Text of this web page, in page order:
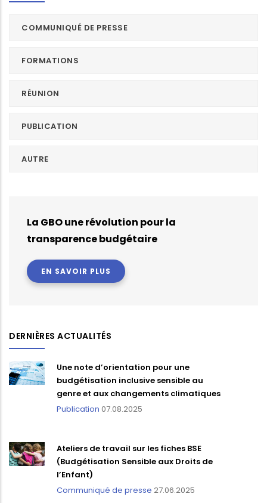
COMMUNIQUÉ DE PRESSE
FORMATIONS
RÉUNION
PUBLICATION
AUTRE
La GBO une révolution pour la
transparence budgétaire
EN SAVOIR PLUS
DERNIÈRES ACTUALITÉS
Une note d’orientation pour une
budgétisation inclusive sensible au
genre et aux changements climatiques
Publication 07.08.2025
Ateliers de travail sur les fiches BSE
(Budgétisation Sensible aux Droits de
l’Enfant)
Communiqué de presse 27.06.2025